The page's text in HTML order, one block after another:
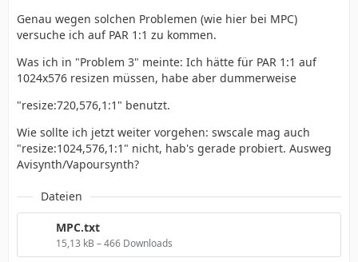
Genau wegen solchen Problemen (wie hier bei MPC)
versuche ich auf PAR 1:1 zu kommen.
Was ich in "Problem 3" meinte: Ich hätte für PAR 1:1 auf
1024x576 resizen müssen, habe aber dummerweise
"resize:720,576,1:1" benutzt.
Wie sollte ich jetzt weiter vorgehen: swscale mag auch
"resize:1024,576,1:1" nicht, hab's gerade probiert. Ausweg
Avisynth/Vapoursynth?
Dateien
MPC.txt
15,13 kB – 466 Downloads